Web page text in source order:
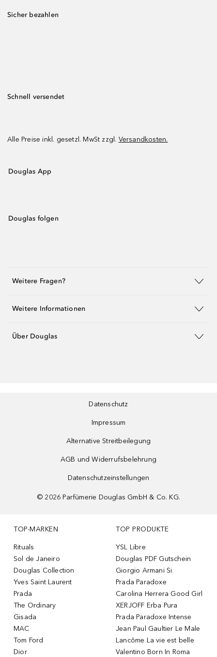
Sicher bezahlen
Schnell versendet
Alle Preise inkl. gesetzl. MwSt zzgl. Versandkosten.
Douglas App
Douglas folgen
Weitere Fragen?
Weitere Informationen
Über Douglas
Datenschutz
Impressum
Alternative Streitbeilegung
AGB und Widerrufsbelehrung
Datenschutzeinstellungen
© 2026 Parfümerie Douglas GmbH & Co. KG.
TOP-MARKEN
Rituals
Sol de Janeiro
Douglas Collection
Yves Saint Laurent
Prada
The Ordinary
Gisada
MAC
Tom Ford
Dior
TOP PRODUKTE
YSL Libre
Douglas PDF Gutschein
Giorgio Armani Si
Prada Paradoxe
Carolina Herrera Good Girl
XERJOFF Erba Pura
Prada Paradoxe Intense
Jean Paul Gaultier Le Male
Lancôme La vie est belle
Valentino Born In Roma